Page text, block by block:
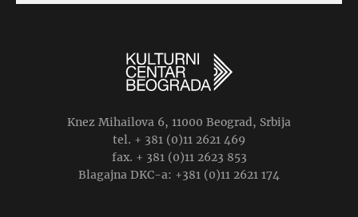
Knez Mihailova 6, 11000 Beograd, Srbija
tel. + 381 (0)11 2621 469
fax. + 381 (0)11 2623 853
Blagajna DKC-a: +381 (0)11 2621 174